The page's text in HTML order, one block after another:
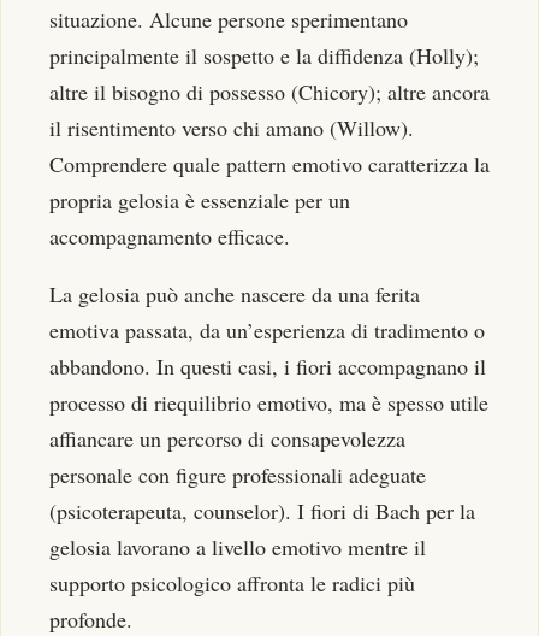
situazione. Alcune persone sperimentano
principalmente il sospetto e la diffidenza (Holly);
altre il bisogno di possesso (Chicory); altre ancora
il risentimento verso chi amano (Willow).
Comprendere quale pattern emotivo caratterizza la
propria gelosia è essenziale per un
accompagnamento efficace.
La gelosia può anche nascere da una ferita
emotiva passata, da un’esperienza di tradimento o
abbandono. In questi casi, i fiori accompagnano il
processo di riequilibrio emotivo, ma è spesso utile
affiancare un percorso di consapevolezza
personale con figure professionali adeguate
(psicoterapeuta, counselor). I fiori di Bach per la
gelosia lavorano a livello emotivo mentre il
supporto psicologico affronta le radici più
profonde.